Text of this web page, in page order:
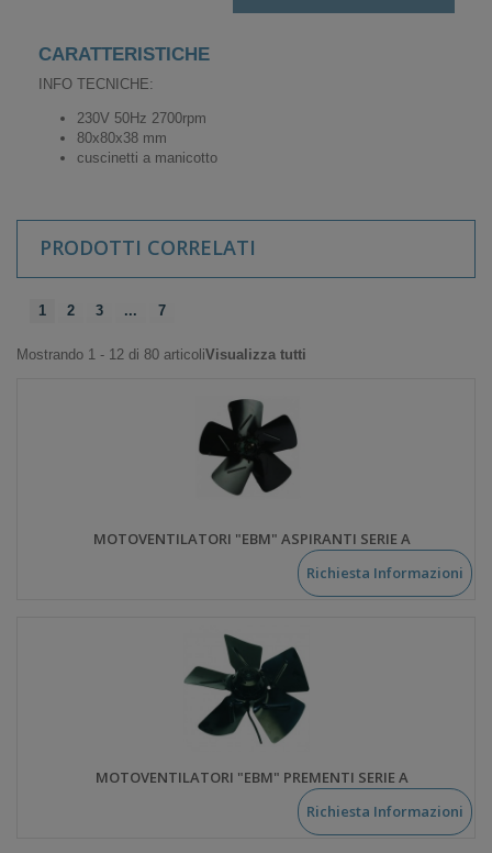
CARATTERISTICHE
INFO TECNICHE:
230V 50Hz 2700rpm
80x80x38 mm
cuscinetti a manicotto
PRODOTTI CORRELATI
1 2 3 ... 7
Mostrando 1 - 12 di 80 articoliVisualizza tutti
MOTOVENTILATORI "EBM" ASPIRANTI SERIE A
Richiesta Informazioni
MOTOVENTILATORI "EBM" PREMENTI SERIE A
Richiesta Informazioni